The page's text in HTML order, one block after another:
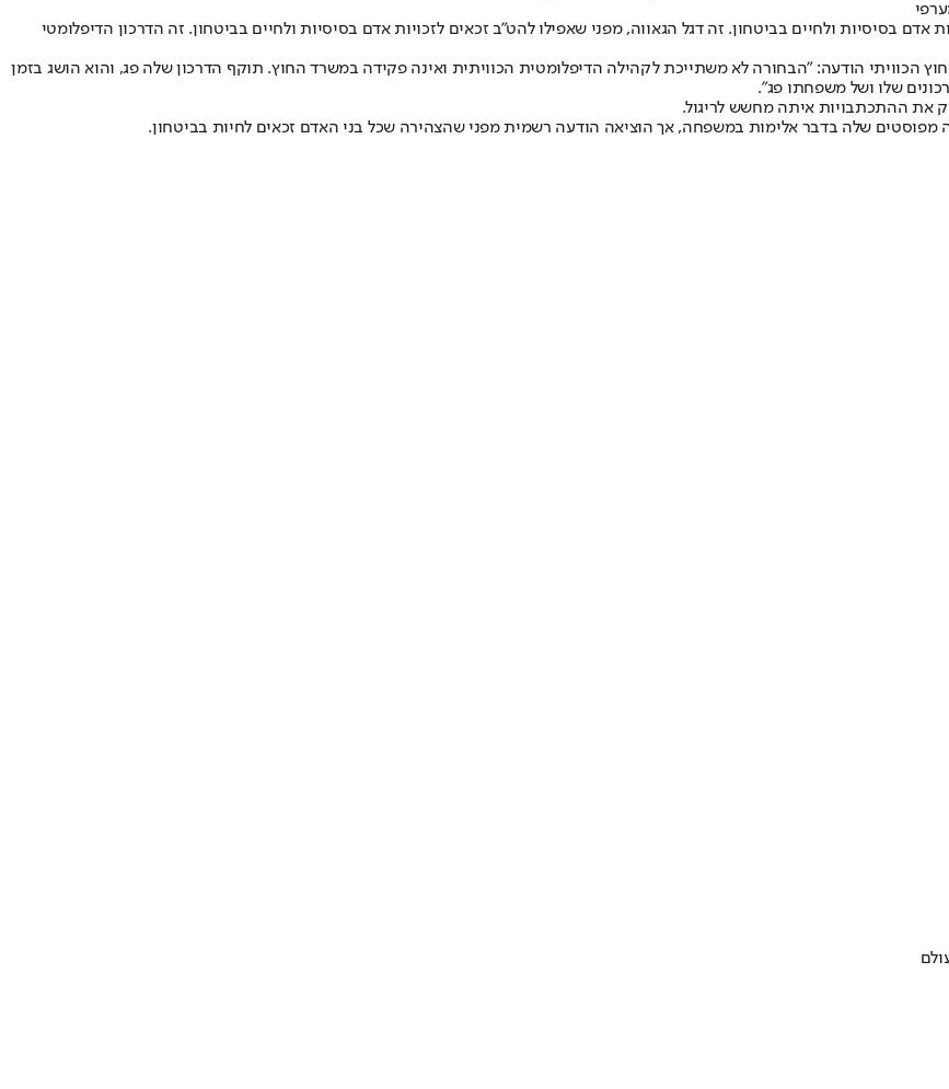
בסיסיות ולחיים בביטחון. זה דגל הגאווה, מפני שאפילו להט"ב זכאים לזכויות אדם בסיסיות ולחיים בביטחון. זה הדרכון הדיפלומטי
הכוויתי הודעה: "הבחורה לא משתייכת לקהילה הדיפלומטית הכוויתית ואינה פקידה במשרד החוץ. תוקף הדרכון שלה פג, והוא הושג בזמן
שלו ושל משפחתו פג".
את ההתכתבויות איתה מחשש לריגול.
שלה בדבר אלימות במשפחה, אך הוציאה הודעה רשמית מפני שהצהירה שכל בני האדם זכאים לחיות בביטחון.